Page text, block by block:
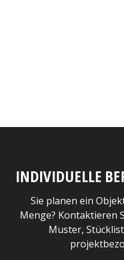
INDIVIDUELLE
Sie planen ein
Menge? Kontaktieren
Muster,